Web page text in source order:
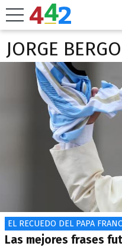
JORGE
EL RECUEDO DEL PAPA
Las mejores frases